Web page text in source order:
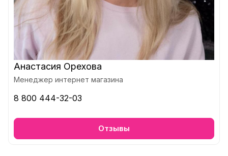
Анастасия Орехова
Менеджер интернет магазина
8 800 444-32-03
Отзывы